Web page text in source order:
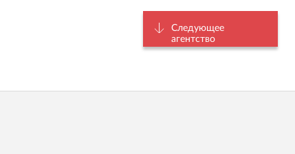
Следующее
агентство